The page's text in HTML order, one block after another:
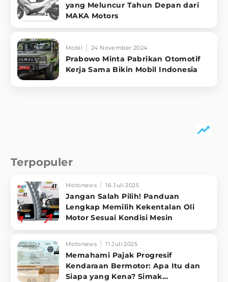
yang Meluncur Tahun Depan dari
MAKA Motors
Mobil 24 November 2024
Prabowo Minta Pabrikan Otomotif
Kerja Sama Bikin Mobil Indonesia
Terpopuler
Motonews 16 Juli 2025
Jangan Salah Pilih! Panduan
Lengkap Memilih Kekentalan Oli
Motor Sesuai Kondisi Mesin
Motonews 11 Juli 2025
Memahami Pajak Progresif
Kendaraan Bermotor: Apa Itu dan
Siapa yang Kena? Simak